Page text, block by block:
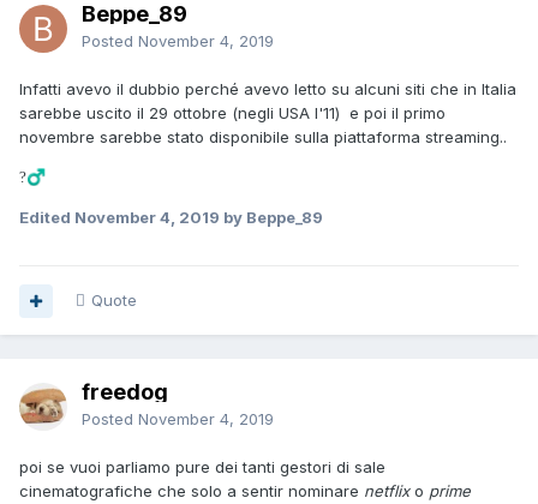
Beppe_89
Posted November 4, 2019
Infatti avevo il dubbio perché avevo letto su alcuni siti che in Italia
sarebbe uscito il 29 ottobre (negli USA l'11) e poi il primo
novembre sarebbe stato disponibile sulla piattaforma streaming..
?‍♂️
Edited November 4, 2019 by Beppe_89
Quote
freedog
Posted November 4, 2019
poi se vuoi parliamo pure dei tanti gestori di sale
cinematografiche che solo a sentir nominare netflixo prime